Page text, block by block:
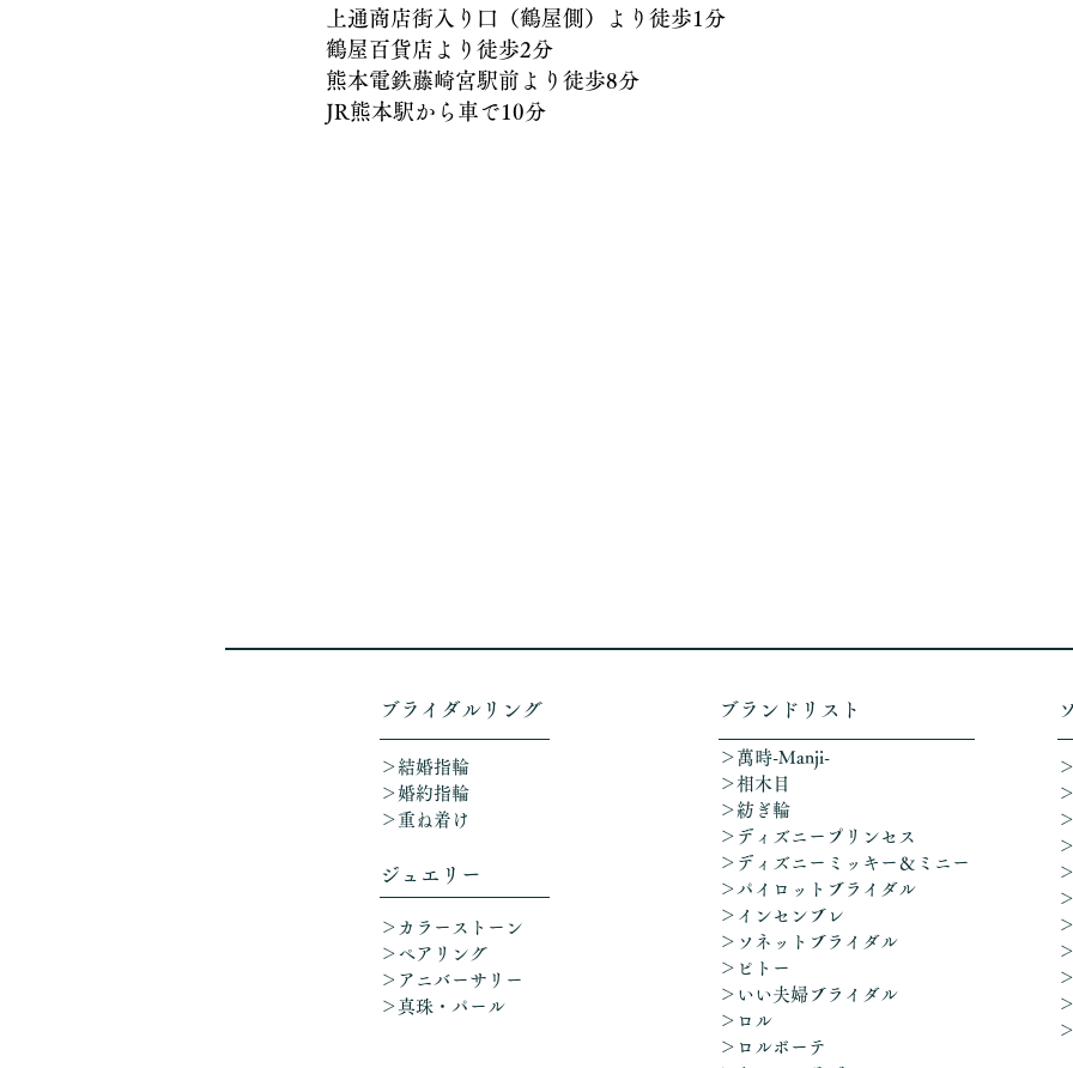
上通商店街入り口（鶴屋側）より徒歩1分
鶴屋百貨店より徒歩2分
熊本電鉄藤崎宮駅前より徒歩8分
JR熊本駅から車で10分
​ブライダルリング
＞結婚指輪
＞婚約指輪
＞重ね着け​
ジュエリー
＞カラーストーン
＞ペアリング
＞アニバーサリー
​ ＞真珠・パール
​ブランドリスト
＞萬時-Manji-
＞相木目
＞紡ぎ輪
＞ディズニープリンセス
​＞ディズニーミッキー＆ミニー
＞パイロットブライダル
＞インセンブレ
＞ソネットブライダル
＞ピトー
＞いい夫婦ブライダル
＞ロル
＞ロルボーテ
​